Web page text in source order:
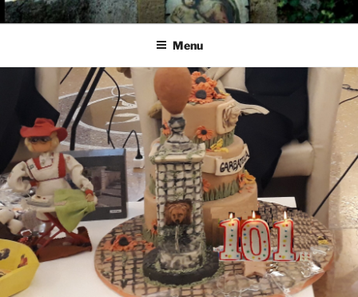
Salta
al
GARBATELLA
Un Blog sul quartiere della Garbatella
Menu